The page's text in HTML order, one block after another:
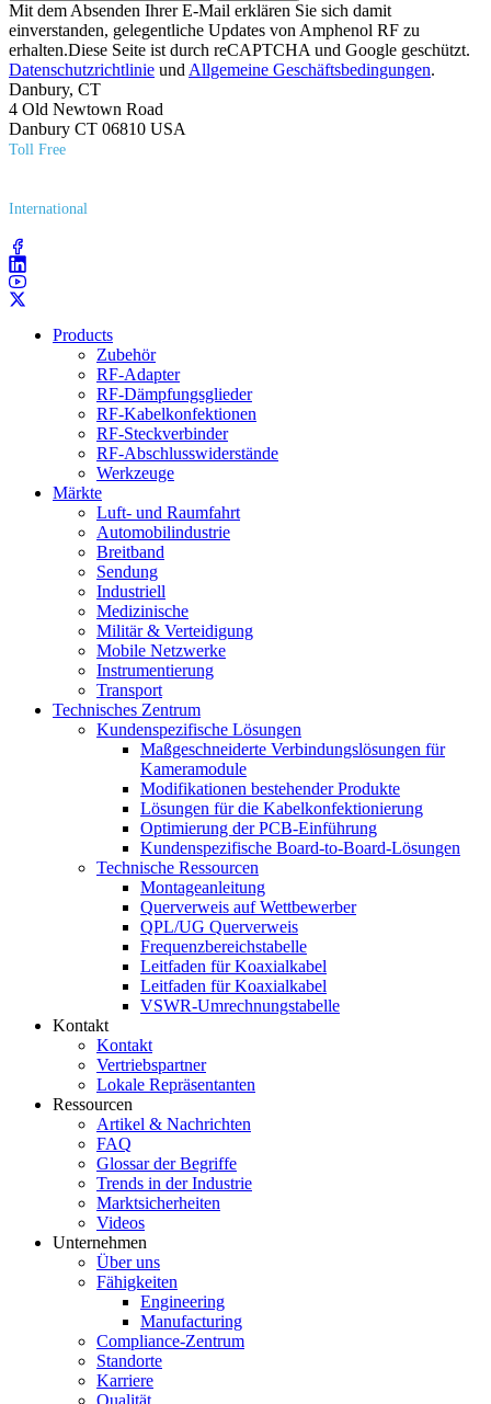
Mit dem Absenden Ihrer E-Mail erklären Sie sich damit
einverstanden, gelegentliche Updates von Amphenol RF zu
erhalten.Diese Seite ist durch reCAPTCHA und Google geschützt.
Datenschutzrichtlinie und Allgemeine Geschäftsbedingungen.
Danbury, CT
4 Old Newtown Road
Danbury CT 06810 USA
Toll Free
International
Products
Zubehör
RF-Adapter
RF-Dämpfungsglieder
RF-Kabelkonfektionen
RF-Steckverbinder
RF-Abschlusswiderstände
Werkzeuge
Märkte
Luft- und Raumfahrt
Automobilindustrie
Breitband
Sendung
Industriell
Medizinische
Militär & Verteidigung
Mobile Netzwerke
Instrumentierung
Transport
Technisches Zentrum
Kundenspezifische Lösungen
Maßgeschneiderte Verbindungslösungen für
Kameramodule
Modifikationen bestehender Produkte
Lösungen für die Kabelkonfektionierung
Optimierung der PCB-Einführung
Kundenspezifische Board-to-Board-Lösungen
Technische Ressourcen
Montageanleitung
Querverweis auf Wettbewerber
QPL/UG Querverweis
Frequenzbereichstabelle
Leitfaden für Koaxialkabel
Leitfaden für Koaxialkabel
VSWR-Umrechnungstabelle
Kontakt
Kontakt
Vertriebspartner
Lokale Repräsentanten
Ressourcen
Artikel & Nachrichten
FAQ
Glossar der Begriffe
Trends in der Industrie
Marktsicherheiten
Videos
Unternehmen
Über uns
Fähigkeiten
Engineering
Manufacturing
Compliance-Zentrum
Standorte
Karriere